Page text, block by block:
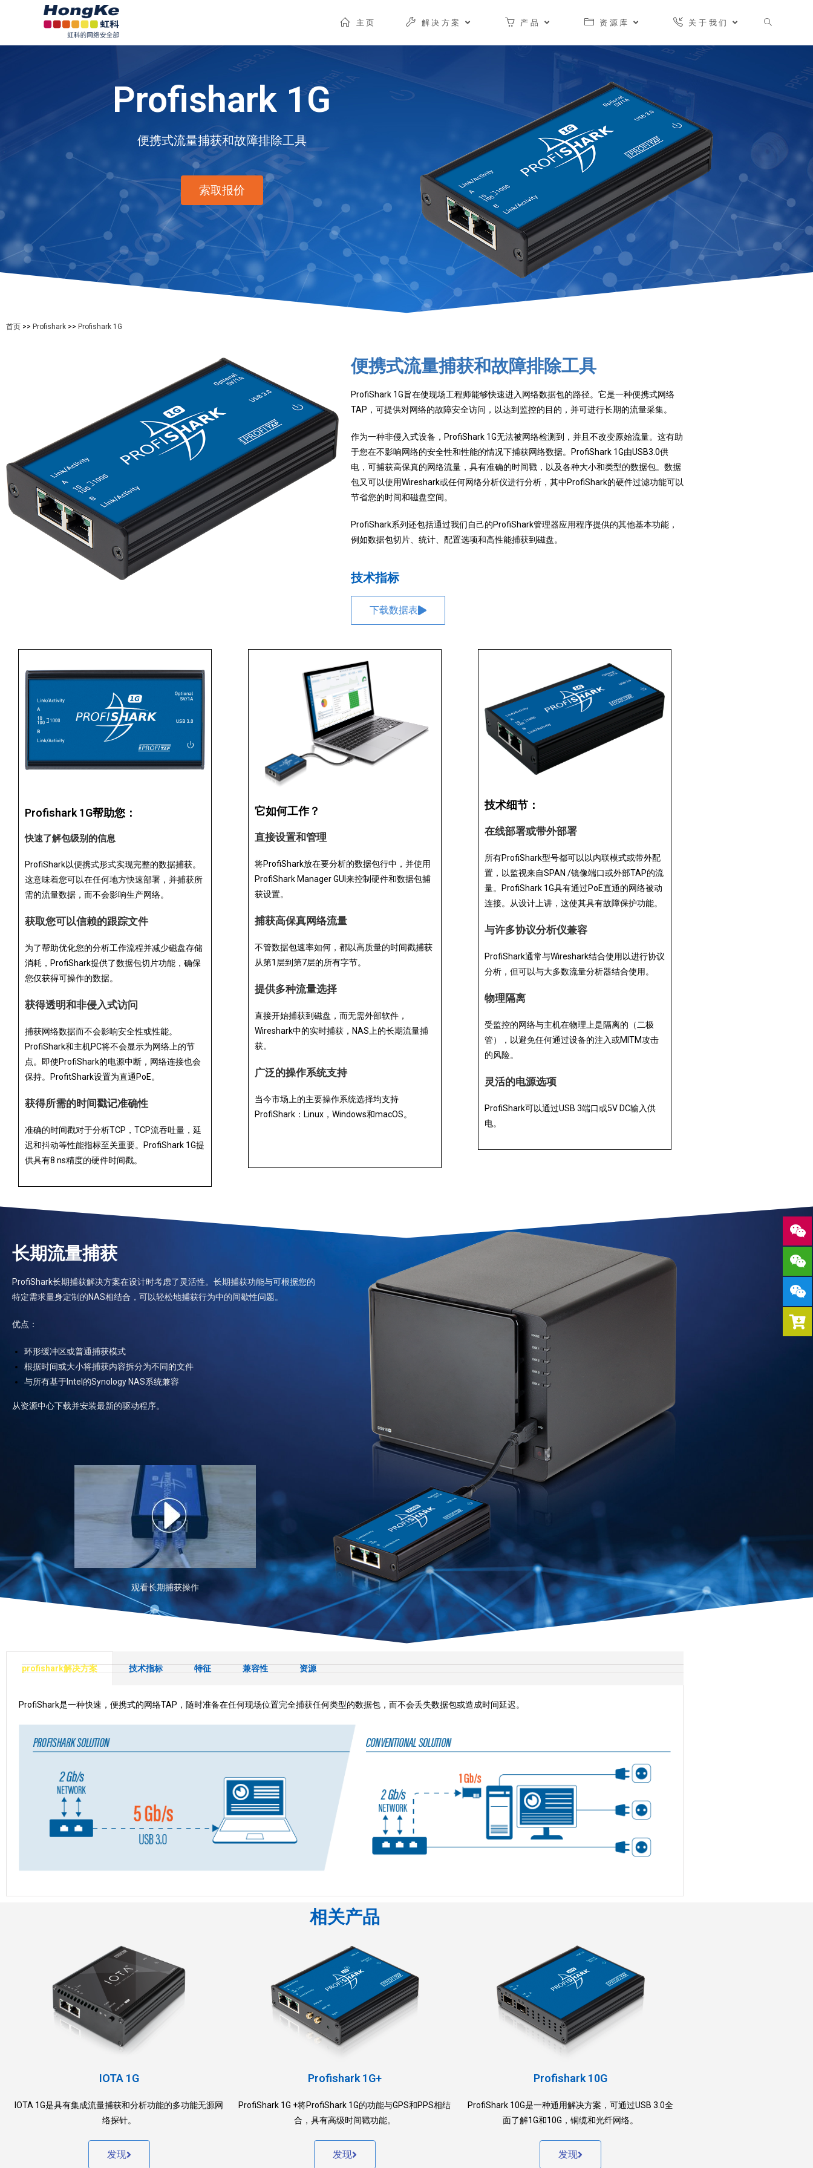
主页 解决方案 产品 资源库 关于我们
Profishark 1G
便携式流量捕获和故障排除工具
索取报价
首页 >> Profishark >> Profishark 1G
便携式流量捕获和故障排除工具
ProfiShark 1G旨在使现场工程师能够快速进入网络数据包的路径。它是一种便携式网络
TAP，可提供对网络的故障安全访问，以达到监控的目的，并可进行长期的流量采集。
作为一种非侵入式设备，ProfiShark 1G无法被网络检测到，并且不改变原始流量。这有助
于您在不影响网络的安全性和性能的情况下捕获网络数据。ProfiShark 1G由USB3.0供
电，可捕获高保真的网络流量，具有准确的时间戳，以及各种大小和类型的数据包。数据
包又可以使用Wireshark或任何网络分析仪进行分析，其中ProfiShark的硬件过滤功能可以
节省您的时间和磁盘空间。
ProfiShark系列还包括通过我们自己的ProfiShark管理器应用程序提供的其他基本功能，
例如数据包切片、统计、配置选项和高性能捕获到磁盘。
技术指标
下载数据表
Profishark 1G帮助您：
快速了解包级别的信息
ProfiShark以便携式形式实现完整的数据捕获。
这意味着您可以在任何地方快速部署，并捕获所
需的流量数据，而不会影响生产网络。
获取您可以信赖的跟踪文件
为了帮助优化您的分析工作流程并减少磁盘存储
消耗，ProfiShark提供了数据包切片功能，确保
您仅获得可操作的数据。
获得透明和非侵入式访问
捕获网络数据而不会影响安全性或性能。
ProfiShark和主机PC将不会显示为网络上的节
点。即使ProfiShark的电源中断，网络连接也会
保持。ProfitShark设置为直通PoE。
获得所需的时间戳记准确性
准确的时间戳对于分析TCP，TCP流吞吐量，延
迟和抖动等性能指标至关重要。ProfiShark 1G提
供具有8 ns精度的硬件时间戳。
它如何工作？
直接设置和管理
将ProfiShark放在要分析的数据包行中，并使用
ProfiShark Manager GUI来控制硬件和数据包捕
获设置。
捕获高保真网络流量
不管数据包速率如何，都以高质量的时间戳捕获
从第1层到第7层的所有字节。
提供多种流量选择
直接开始捕获到磁盘，而无需外部软件，
Wireshark中的实时捕获，NAS上的长期流量捕
获。
广泛的操作系统支持
当今市场上的主要操作系统选择均支持
ProfiShark：Linux，Windows和macOS。
技术细节：
在线部署或带外部署
所有ProfiShark型号都可以以内联模式或带外配
置，以监视来自SPAN /镜像端口或外部TAP的流
量。ProfiShark 1G具有通过PoE直通的网络被动
连接。从设计上讲，这使其具有故障保护功能。
与许多协议分析仪兼容
ProfiShark通常与Wireshark结合使用以进行协议
分析，但可以与大多数流量分析器结合使用。
物理隔离
受监控的网络与主机在物理上是隔离的（二极
管），以避免任何通过设备的注入或MITM攻击
的风险。
灵活的电源选项
ProfiShark可以通过USB 3端口或5V DC输入供
电。
长期流量捕获
ProfiShark长期捕获解决方案在设计时考虑了灵活性。长期捕获功能与可根据您的
特定需求量身定制的NAS相结合，可以轻松地捕获行为中的间歇性问题。
优点：
环形缓冲区或普通捕获模式
根据时间或大小将捕获内容拆分为不同的文件
与所有基于Intel的Synology NAS系统兼容
从资源中心下载并安装最新的驱动程序。
观看长期捕获操作
profishark解决方案 技术指标 特征 兼容性 资源
ProfiShark是一种快速，便携式的网络TAP，随时准备在任何现场位置完全捕获任何类型的数据包，而不会丢失数据包或造成时间延迟。
相关产品
IOTA 1G
IOTA 1G是具有集成流量捕获和分析功能的多功能无源网
络探针。
发现
Profishark 1G+
ProfiShark 1G +将ProfiShark 1G的功能与GPS和PPS相结
合，具有高级时间戳功能。
发现
Profishark 10G
ProfiShark 10G是一种通用解决方案，可通过USB 3.0全
面了解1G和10G，铜缆和光纤网络。
发现